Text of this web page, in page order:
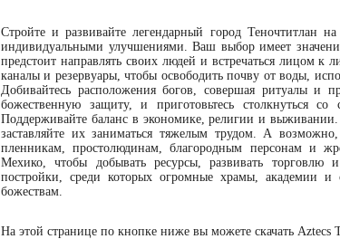
Стройте и развивайте легендарный город Теночтитлан
индивидуальными улучшениями. Ваш выбор имеет
предстоит направлять своих людей и встречаться лицом
каналы и резервуары, чтобы освободить почву от воды,
Добивайтесь расположения богов, совершая ритуалы и
божественную защиту, и приготовьтесь столкнуться
Поддерживайте баланс в экономике, религии и
заставляйте их заниматься тяжелым трудом. А
пленникам, простолюдинам, благородным персонам и
Мехико, чтобы добывать ресурсы, развивать торговлю
постройки, среди которых огромные храмы, академии
божествам.
На этой странице по кнопке ниже вы можете скачать Aztecs